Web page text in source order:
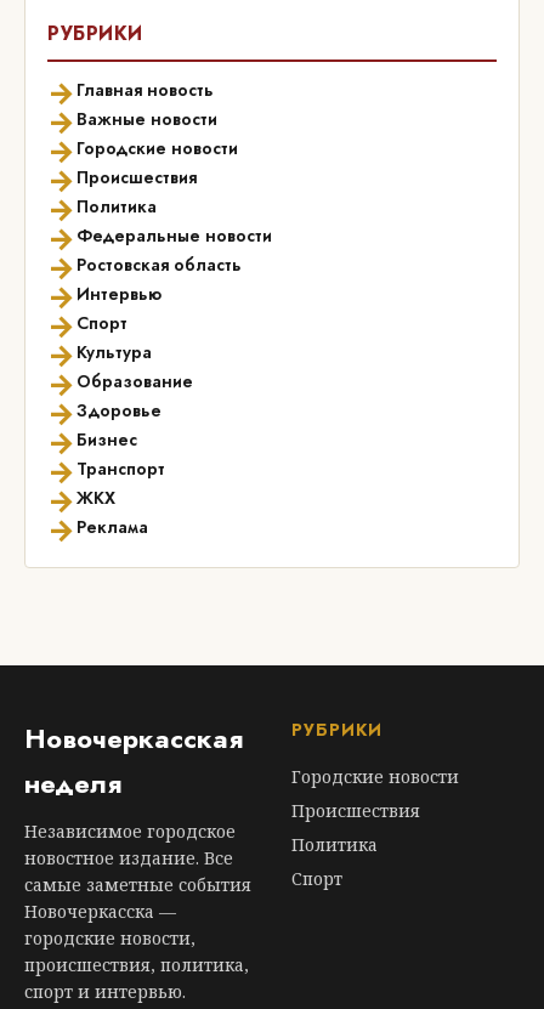
РУБРИКИ
→ Главная новость
→ Важные новости
→ Городские новости
→ Происшествия
→ Политика
→ Федеральные новости
→ Ростовская область
→ Интервью
→ Спорт
→ Культура
→ Образование
→Здоровье
→ Бизнес
→ Транспорт
→ЖКХ
→ Реклама
Новочеркасская
неделя
Независимое городское
новостное издание. Все
самые заметные события
Новочеркасска —
городские новости,
происшествия, политика,
спорт и интервью.
РУБРИКИ
Городские новости
Происшествия
Политика
Спорт